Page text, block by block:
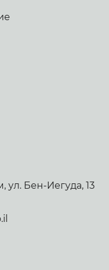
ул. Бен-Иегуда, 13